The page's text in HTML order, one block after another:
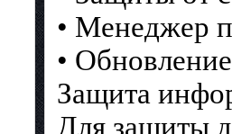
• Менеджер
•
Защита
Для защиты